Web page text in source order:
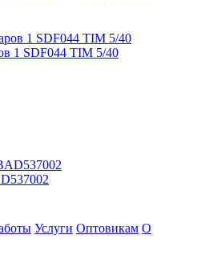
1 SDF044 TIM 5/40
Услуги Оптовикам О